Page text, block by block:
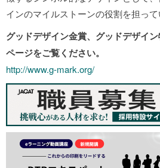
インのマイルストーンの役割を担って
グッドデザイン金賞、グッドデザイ
ページをご覧ください。
http://www.g-mark.org/